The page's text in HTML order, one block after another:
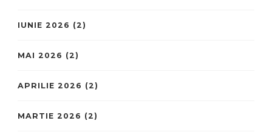
IUNIE 2026 (2)
MAI 2026 (2)
APRILIE 2026 (2)
MARTIE 2026 (2)